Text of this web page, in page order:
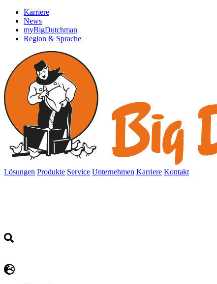
Karriere
News
myBigDutchman
Region & Sprache
Lösungen Produkte Service Unternehmen Karriere Kontakt